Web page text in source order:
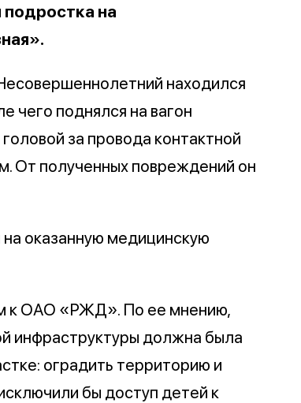
на
находился
чего поднялся на вагон
за провода контактной
От полученных повреждений он
оказанную медицинскую
к ОАО «РЖД». По ее мнению,
инфраструктуры должна была
оградить территорию и
бы доступ детей к